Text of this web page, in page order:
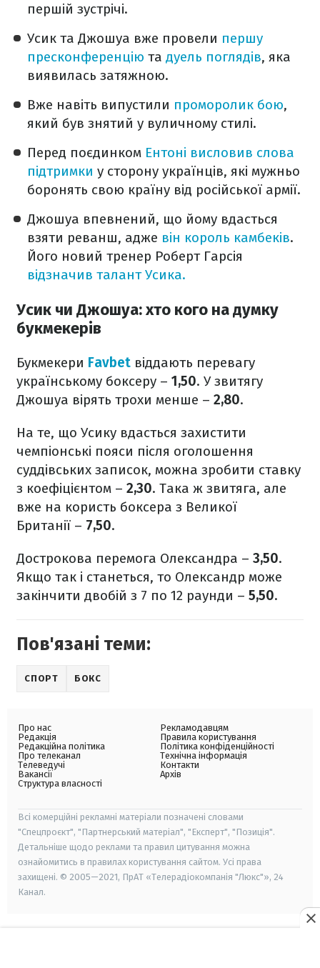
першій зустрічі.
Усик та Джошуа вже провели першу
пресконференцію та дуель поглядів, яка
виявилась затяжною.
Вже навіть випустили проморолик бою,
який був знятий у вуличному стилі.
Перед поєдинком Ентоні висловив слова
підтримки у сторону українців, які мужньо
боронять свою країну від російської армії.
Джошуа впевнений, що йому вдасться
взяти реванш, адже він король камбеків.
Його новий тренер Роберт Гарсія
відзначив талант Усика.
Усик чи Джошуа: хто кого на думку
букмекерів
Букмекери Favbet віддають перевагу
українському боксеру – 1,50. У звитягу
Джошуа вірять трохи менше – 2,80.
На те, що Усику вдасться захистити
чемпіонські пояси після оголошення
суддівських записок, можна зробити ставку
з коефіцієнтом – 2,30. Така ж звитяга, але
вже на користь боксера з Великої
Британії – 7,50.
Дострокова перемога Олександра – 3,50.
Якщо так і станеться, то Олександр може
закінчити двобій з 7 по 12 раунди – 5,50.
Пов'язані теми:
СПОРТ БОКС
Про нас
Редакція
Редакційна політика
Про телеканал
Телеведучі
Вакансії
Структура власності
Рекламодавцям
Правила користування
Політика конфіденційності
Технічна інформація
Контакти
Архів
Всі комерційні рекламні матеріали позначені словами
"Спецпроєкт", "Партнерський матеріал", "Експерт", "Позиція".
Детальніше щодо реклами та правил цитування можна
ознайомитись в правилах користування сайтом. Усі права
захищені. © 2005—2021, ПрАТ «Телерадіокомпанія "Люкс"», 24
Канал.